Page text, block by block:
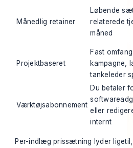
Månedlig retainer
Løbende
relaterede
måned
Projektbaseret
Fast
kampagne,
tankeleder
Værktøjsabonnement
Du betaler
eller
internt
Per-indlæg prissætning lyder